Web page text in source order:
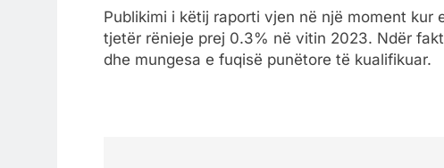
Publikimi i këtij raporti vjen në një moment
tjetër rënieje prej 0.3% në vitin 2023. Ndër
dhe mungesa e fuqisë punëtore të kualifikuar.